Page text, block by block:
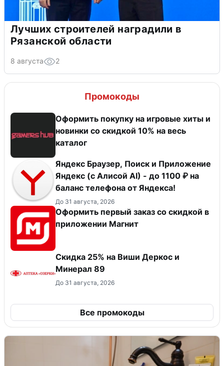
Лучших строителей наградили в
Рязанской области
8 августа 2
Промокоды
Оформить покупку на игровые хиты и
новинки со скидкой 10% на весь
каталог
Яндекс Браузер, Поиск и Приложение
Яндекс (с Алисой AI) - до 1100 ₽ на
баланс телефона от Яндекса!
До 31 августа, 2026
Оформить первый заказ со скидкой в
приложении Магнит
Скидка 25% на Виши Деркос и
Минерал 89
До 31 августа, 2026
Все промокоды